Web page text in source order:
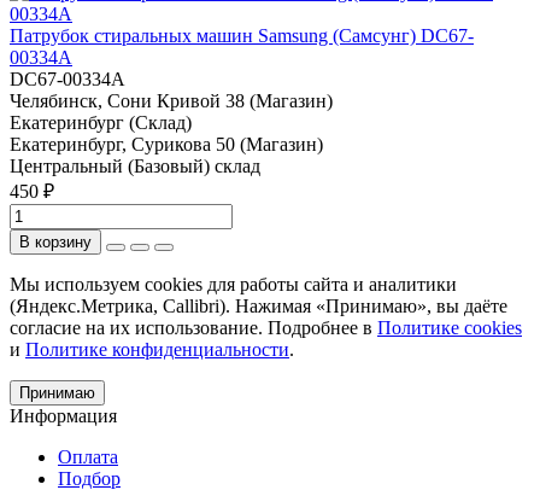
Патрубок стиральных машин Samsung (Самсунг) DC67-
00334A
DC67-00334A
Челябинск, Сони Кривой 38 (Магазин)
Екатеринбург (Склад)
Екатеринбург, Сурикова 50 (Магазин)
Центральный (Базовый) склад
450 ₽
В корзину
Мы используем cookies для работы сайта и аналитики
(Яндекс.Метрика, Callibri). Нажимая «Принимаю», вы даёте
согласие на их использование. Подробнее в Политике cookies
и Политике конфиденциальности.
Принимаю
Информация
Оплата
Подбор